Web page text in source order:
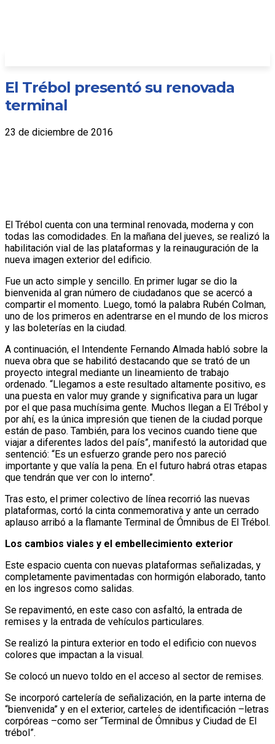
El Trébol presentó su renovada
terminal
23 de diciembre de 2016
El Trébol cuenta con una terminal renovada, moderna y con
todas las comodidades. En la mañana del jueves, se realizó la
habilitación vial de las plataformas y la reinauguración de la
nueva imagen exterior del edificio.
Fue un acto simple y sencillo. En primer lugar se dio la
bienvenida al gran número de ciudadanos que se acercó a
compartir el momento. Luego, tomó la palabra Rubén Colman,
uno de los primeros en adentrarse en el mundo de los micros
y las boleterías en la ciudad.
A continuación, el Intendente Fernando Almada habló sobre la
nueva obra que se habilitó destacando que se trató de un
proyecto integral mediante un lineamiento de trabajo
ordenado. “Llegamos a este resultado altamente positivo, es
una puesta en valor muy grande y significativa para un lugar
por el que pasa muchísima gente. Muchos llegan a El Trébol y
por ahí, es la única impresión que tienen de la ciudad porque
están de paso. También, para los vecinos cuando tiene que
viajar a diferentes lados del país”, manifestó la autoridad que
sentenció: “Es un esfuerzo grande pero nos pareció
importante y que valía la pena. En el futuro habrá otras etapas
que tendrán que ver con lo interno”.
Tras esto, el primer colectivo de línea recorrió las nuevas
plataformas, cortó la cinta conmemorativa y ante un cerrado
aplauso arribó a la flamante Terminal de Ómnibus de El Trébol.
Los cambios viales y el embellecimiento exterior
Este espacio cuenta con nuevas plataformas señalizadas, y
completamente pavimentadas con hormigón elaborado, tanto
en los ingresos como salidas.
Se repavimentó, en este caso con asfaltó, la entrada de
remises y la entrada de vehículos particulares.
Se realizó la pintura exterior en todo el edificio con nuevos
colores que impactan a la visual.
Se colocó un nuevo toldo en el acceso al sector de remises.
Se incorporó cartelería de señalización, en la parte interna de
“bienvenida” y en el exterior, carteles de identificación –letras
corpóreas –como ser “Terminal de Ómnibus y Ciudad de El
trébol”.